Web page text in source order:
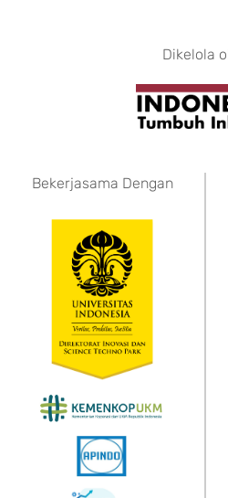
Dikelola
Bekerjasama Dengan